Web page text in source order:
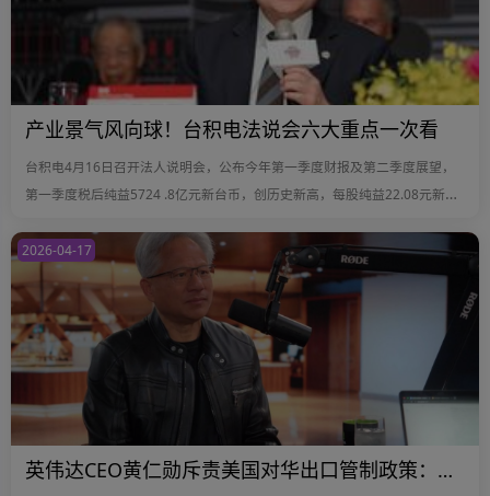
产业景气风向球！台积电法说会六大重点一次看
台积电4月16日召开法人说明会，公布今年第一季度财报及第二季度展望，
第一季度税后纯益5724 .8亿元新台币，创历史新高，每股纯益22.08元新台
率56.5~58.5%……
英伟达CEO黄仁勋斥责美国对华出口管制政策：芯片又不是浓缩铀
2026-04-17